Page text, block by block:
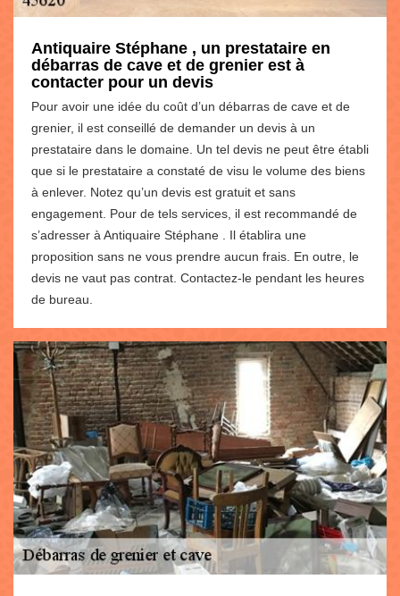
Antiquaire Stéphane , un prestataire en
débarras de cave et de grenier est à
contacter pour un devis
Pour avoir une idée du coût d’un débarras de cave et de
grenier, il est conseillé de demander un devis à un
prestataire dans le domaine. Un tel devis ne peut être établi
que si le prestataire a constaté de visu le volume des biens
à enlever. Notez qu’un devis est gratuit et sans
engagement. Pour de tels services, il est recommandé de
s’adresser à Antiquaire Stéphane . Il établira une
proposition sans ne vous prendre aucun frais. En outre, le
devis ne vaut pas contrat. Contactez-le pendant les heures
de bureau.